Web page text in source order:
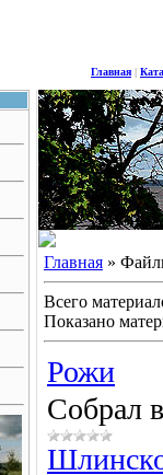
Главная |
Главная »
Всего
Показано
Рожи
Собрал